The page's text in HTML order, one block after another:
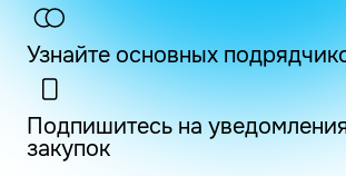
Узнайте основных
Подпишитесь на
закупок